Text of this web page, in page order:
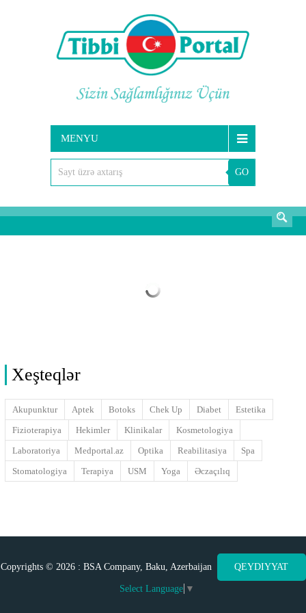
MENYU
GO
AXTARIŞ
Xeşteqlər
Akupunktur Aptek Botoks Chek Up Diabet
Estetika
Fizioterapiya
Hekimler Klinikalar
Kosmetologiya
Laboratoriya
Medportal.az Optika Reabilitasiya
Spa
Stomatologiya
Terapiya USM Yoga Əczaçılıq
Copyrights © 2026 : BSA Company, Baku, Azerbaijan QEYDIYYAT
Select Language ▼